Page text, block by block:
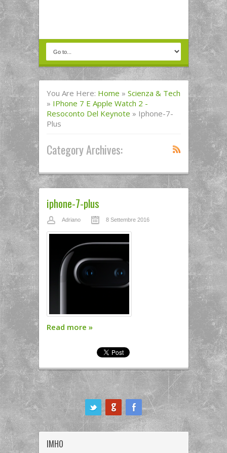
You Are Here: Home » Scienza & Tech
» IPhone 7 E Apple Watch 2 -
Resoconto Del Keynote » Iphone-7-
Plus
Category Archives:
iphone-7-plus
Adriano 8 Settembre 2016
Read more »
IMHO